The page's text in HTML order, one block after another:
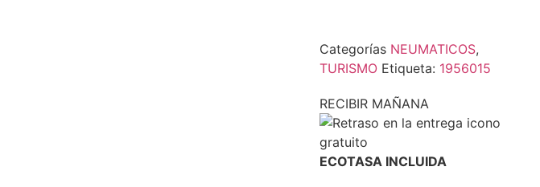
Categorías NEUMATICOS,
TURISMO Etiqueta: 1956015
RECIBIR MAÑANA
ECOTASA INCLUIDA